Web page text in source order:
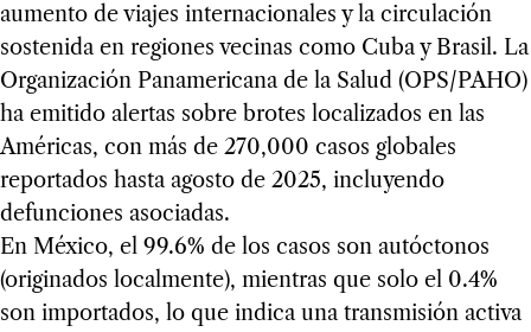
aumento de viajes internacionales y la circulación
sostenida en regiones vecinas como Cuba y Brasil. La
Organización Panamericana de la Salud (OPS/PAHO)
ha emitido alertas sobre brotes localizados en las
Américas, con más de 270,000 casos globales
reportados hasta agosto de 2025, incluyendo
defunciones asociadas.
En México, el 99.6% de los casos son autóctonos
(originados localmente), mientras que solo el 0.4%
son importados, lo que indica una transmisión activa